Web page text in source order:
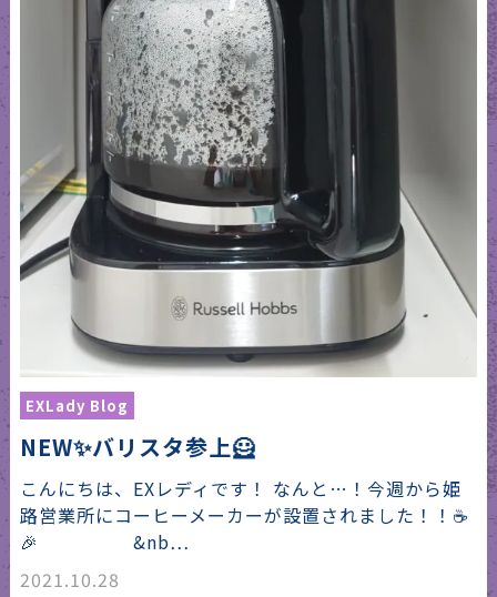
EXLady Blog
NEW✨バリスタ参上🦸
こんにちは、EXレディです！ なんと…！今週から姫
路営業所にコーヒーメーカーが設置されました！！☕
🎉 &nb…
2021.10.28